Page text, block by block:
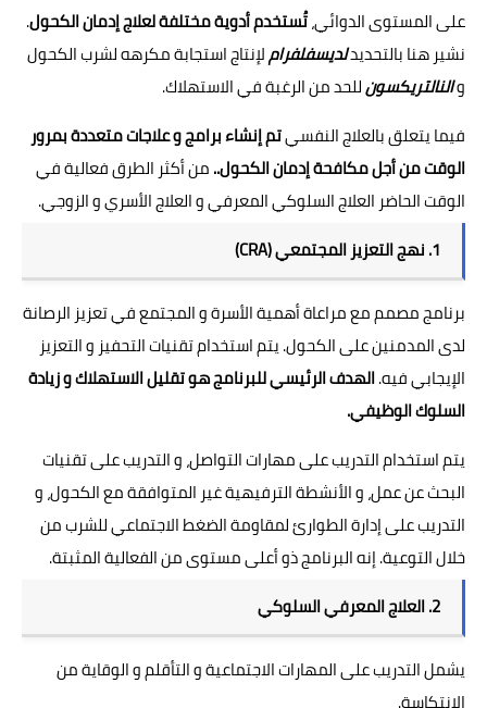
على المستوى الدوائي،تُستخدم أدوية مختلفة لعلاج إدمان الكحول.
نشير هنا بالتحديدلديسفلفراملإنتاج استجابة مكرهه لشرب الكحول
والنالتريكسونللحد من الرغبة في الاستهلاك.
فيما يتعلق بالعلاج النفسيتم إنشاء برامج و علاجات متعددة بمرور
الوقت من أجل مكافحة إدمان الكحول..من أكثر الطرق فعالية في
الوقت الحاضر العلاج السلوكي المعرفي و العلاج الأسري و الزوجي.
1. نهج التعزيز المجتمعي (CRA)
برنامج مصمم مع مراعاة أهمية الأسرة و المجتمع في تعزيز الرصانة
لدى المدمنين على الكحول. يتم استخدام تقنيات التحفيز و التعزيز
الإيجابي فيه.الهدف الرئيسي للبرنامج هو تقليل الاستهلاك و زيادة
السلوك الوظيفي.
يتم استخدام التدريب على مهارات التواصل، و التدريب على تقنيات
البحث عن عمل، و الأنشطة الترفيهية غير المتوافقة مع الكحول، و
التدريب على إدارة الطوارئ لمقاومة الضغط الاجتماعي للشرب من
خلال التوعية. إنه البرنامج ذو أعلى مستوى من الفعالية المثبتة.
2. العلاج المعرفي السلوكي
يشمل التدريب على المهارات الاجتماعية و التأقلم و الوقاية من